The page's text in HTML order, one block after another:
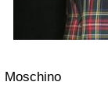
Moschino